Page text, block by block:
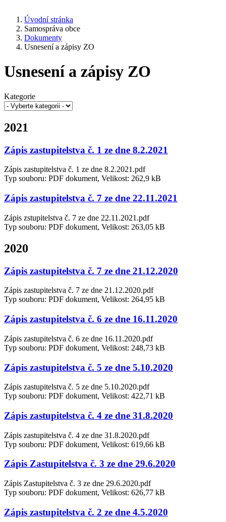
Úvodní stránka
Samospráva obce
Dokumenty
Usnesení a zápisy ZO
Usnesení a zápisy ZO
Kategorie
2021
Zápis zastupitelstva č. 1 ze dne 8.2.2021
Zápis zastupitelstva č. 1 ze dne 8.2.2021.pdf
Typ souboru: PDF dokument, Velikost: 262,9 kB
Zápis zastupitelstva č. 7 ze dne 22.11.2021
Zápis zstupitelstva č. 7 ze dne 22.11.2021.pdf
Typ souboru: PDF dokument, Velikost: 263,05 kB
2020
Zápis zastupitelstva č. 7 ze dne 21.12.2020
Zápis zastupitelstva č. 7 ze dne 21.12.2020.pdf
Typ souboru: PDF dokument, Velikost: 264,95 kB
Zápis zastupitelstva č. 6 ze dne 16.11.2020
Zápis zastupitelstva č. 6 ze dne 16.11.2020.pdf
Typ souboru: PDF dokument, Velikost: 248,73 kB
Zápis zastupitelstva č. 5 ze dne 5.10.2020
Zápis zastupitelstva č. 5 ze dne 5.10.2020.pdf
Typ souboru: PDF dokument, Velikost: 422,71 kB
Zápis zastupitelstva č. 4 ze dne 31.8.2020
Zápis zastupitelstva č. 4 ze dne 31.8.2020.pdf
Typ souboru: PDF dokument, Velikost: 619,66 kB
Zápis Zastupitelstva č. 3 ze dne 29.6.2020
Zápis Zastupitelstva č. 3 ze dne 29.6.2020.pdf
Typ souboru: PDF dokument, Velikost: 626,77 kB
Zápis zastupitelstva č. 2 ze dne 4.5.2020